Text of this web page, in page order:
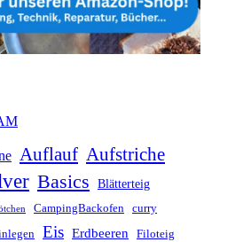
Auflauf Aufstriche
Basics Blätterteig
CampingBackofen curry
Eis Erdbeeren Filoteig